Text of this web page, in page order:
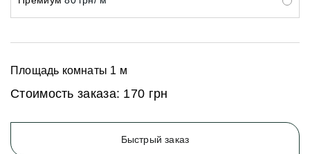
Площадь комнаты 1 м
Стоимость заказа: 170 грн
Быстрый заказ